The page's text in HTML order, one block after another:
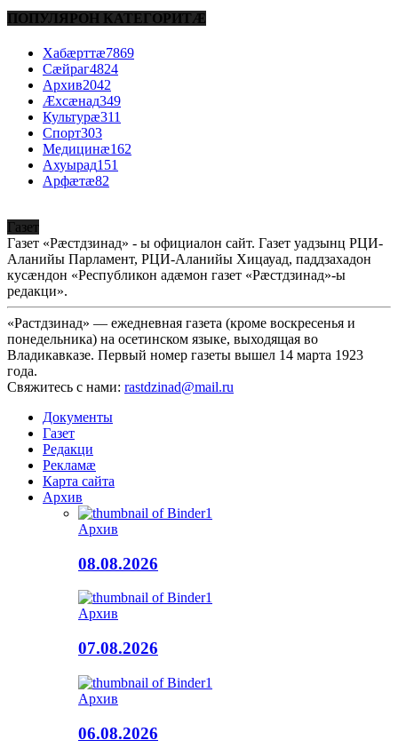
ПОПУЛЯРОН КАТЕГОРИТÆ
Хабæрттæ7869
Сæйраг4824
Архив2042
Æхсæнад349
Культурæ311
Спорт303
Медицинæ162
Ахуырад151
Арфæтæ82
Газет
Газет «Рæстдзинад» - ы официалон сайт. Газет уадзынц РЦИ-
Аланийы Парламент, РЦИ-Аланийы Хицауад, паддзахадон
кусæндон «Республикон адæмон газет «Рæстдзинад»-ы
редакци».
«Растдзинад» — ежедневная газета (кроме воскресенья и
понедельника) на осетинском языке, выходящая во
Владикавказе. Первый номер газеты вышел 14 марта 1923
года.
Свяжитесь с нами: rastdzinad@mail.ru
Документы
Газет
Редакци
Рекламæ
Карта сайта
Архив
Архив
08.08.2026
Архив
07.08.2026
Архив
06.08.2026